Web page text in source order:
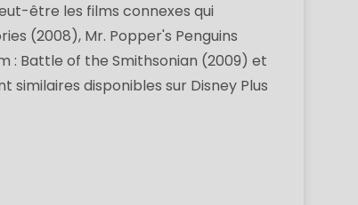
être les films connexes qui
(2008), Mr. Popper's Penguins
: Battle of the Smithsonian (2009) et
disponibles sur Disney Plus